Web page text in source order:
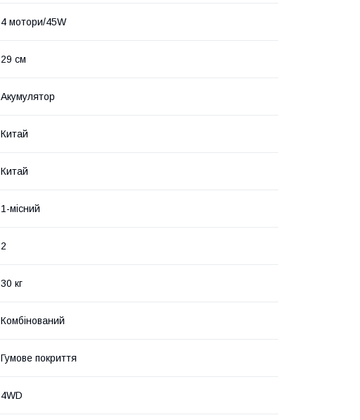
4 мотори/45W
29 см
Акумулятор
Китай
Китай
1-місний
2
30 кг
Комбінований
Гумове покриття
4WD